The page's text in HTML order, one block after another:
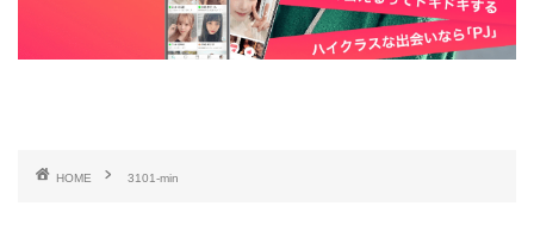
HOME 3101-min